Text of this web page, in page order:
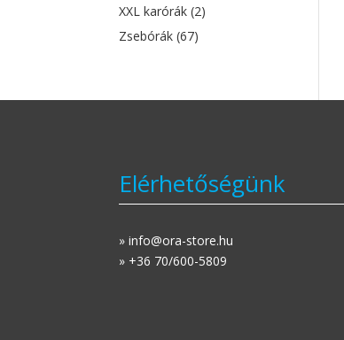
XXL karórák(2)
Zsebórák(67)
Elérhetőségünk
» info@ora-store.hu
» +36 70/600-5809